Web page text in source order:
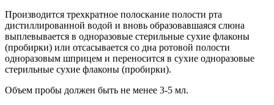
Производится трехкратное полоскание полости рта
дистиллированной водой и вновь образовавшаяся слюна
выплевывается в одноразовые стерильные сухие флаконы
(пробирки) или отсасывается со дна ротовой полости
одноразовым шприцем и переносится в сухие одноразовые
стерильные сухие флаконы (пробирки).
Объем пробы должен быть не менее 3-5 мл.